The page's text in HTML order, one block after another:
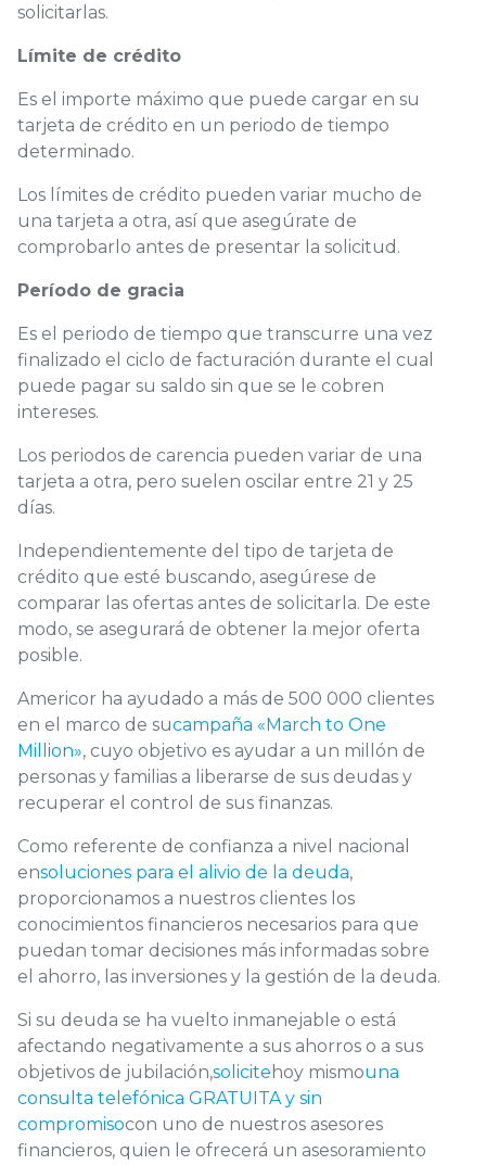
solicitarlas.
Límite de crédito
Es el importe máximo que puede cargar en su
tarjeta de crédito en un periodo de tiempo
determinado.
Los límites de crédito pueden variar mucho de
una tarjeta a otra, así que asegúrate de
comprobarlo antes de presentar la solicitud.
Período de gracia
Es el periodo de tiempo que transcurre una vez
finalizado el ciclo de facturación durante el cual
puede pagar su saldo sin que se le cobren
intereses.
Los periodos de carencia pueden variar de una
tarjeta a otra, pero suelen oscilar entre 21 y 25
días.
Independientemente del tipo de tarjeta de
crédito que esté buscando, asegúrese de
comparar las ofertas antes de solicitarla. De este
modo, se asegurará de obtener la mejor oferta
posible.
Americor ha ayudado a más de 500 000 clientes
en el marco de sucampaña «March to One
Million», cuyo objetivo es ayudar a un millón de
personas y familias a liberarse de sus deudas y
recuperar el control de sus finanzas.
Como referente de confianza a nivel nacional
ensoluciones para el alivio de la deuda,
proporcionamos a nuestros clientes los
conocimientos financieros necesarios para que
puedan tomar decisiones más informadas sobre
el ahorro, las inversiones y la gestión de la deuda.
Si su deuda se ha vuelto inmanejable o está
afectando negativamente a sus ahorros o a sus
objetivos de jubilación,solicite hoy mismouna
consulta telefónica GRATUITA y sin
compromisocon uno de nuestros asesores
financieros, quien le ofrecerá un asesoramiento